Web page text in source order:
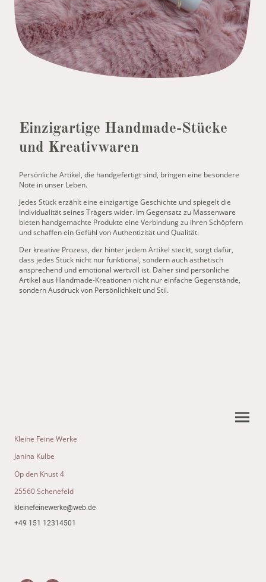
Einzigartige Handmade-Stücke
und Kreativwaren
Persönliche Artikel, die handgefertigt sind, bringen eine besondere
Note in unser Leben.
Jedes Stück erzählt eine einzigartige Geschichte und spiegelt die
Individualität seines Trägers wider. Im Gegensatz zu Massenware
bieten handgemachte Produkte eine Verbindung zu ihren Schöpfern
und schaffen ein Gefühl von Authentizität und Qualität.
Der kreative Prozess, der hinter jedem Artikel steckt, sorgt dafür,
dass jedes Stück nicht nur funktional, sondern auch ästhetisch
ansprechend und emotional wertvoll ist. Daher sind persönliche
Artikel aus Handmade-Kreationen nicht nur einfache Gegenstände,
sondern Ausdruck von Persönlichkeit und Stil.
Kleine Feine Werke
Janina Kulbe
Op den Knust 4
25560 Schenefeld
kleinefeinewerke@web.de
+49 151 12314501